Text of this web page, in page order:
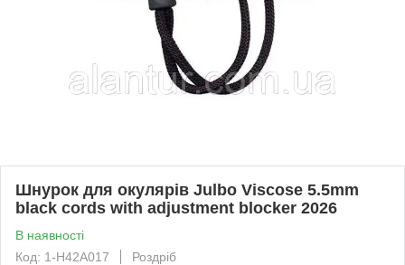
Шнурок для окулярів Julbo Viscose 5.5mm
black cords with adjustment blocker 2026
В наявності
Код: 1-H42A017
Роздріб